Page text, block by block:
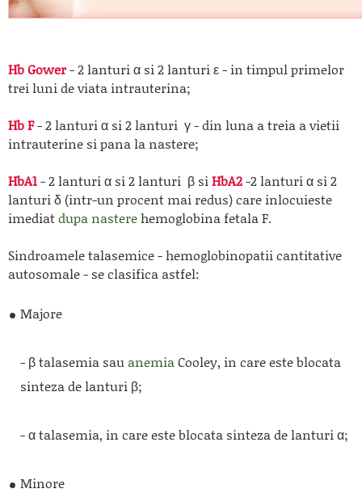
Hb Gower- 2 lanturi α si 2 lanturi ε - in timpul primelor
trei luni de viata intrauterina;
Hb F- 2 lanturi α si 2 lanturi γ - din luna a treia a vietii
intrauterine si pana la nastere;
HbA1- 2 lanturi α si 2 lanturi β siHbA2-2 lanturi α si 2
lanturi δ (intr-un procent mai redus) care inlocuieste
imediatdupa nasterehemoglobina fetala F.
Sindroamele talasemice - hemoglobinopatii cantitative
autosomale - se clasifica astfel:
Majore
- β talasemia sau anemiaCooley, in care este blocata
sinteza de lanturi β;
- α talasemia, in care este blocata sinteza de lanturi α;
Minore